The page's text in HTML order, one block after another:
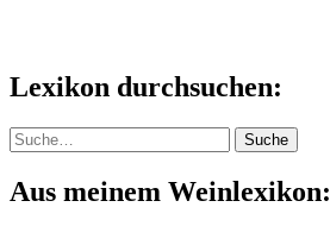
Lexikon durchsuchen:
Suche Suche
Aus meinem Weinlexikon: